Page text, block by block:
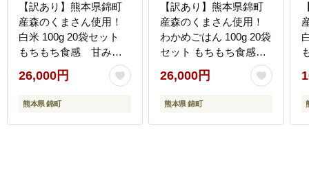
【訳あり】熊本県錦町
産森のくまさん使用！
白米 100g 20袋セット
もちもち食感 甘みし
っかり アルファ米 保存
食 非常食 長期保存 アル
ファ化米
26,000円
熊本県 錦町
【訳あり】熊本県錦町
産森のくまさん使用！
わかめごはん 100g 20袋
セット もちもち食感
甘みしっかり アルファ
米 保存食 非常食 長期保
存 アルファ化米
26,000円
熊本県 錦町